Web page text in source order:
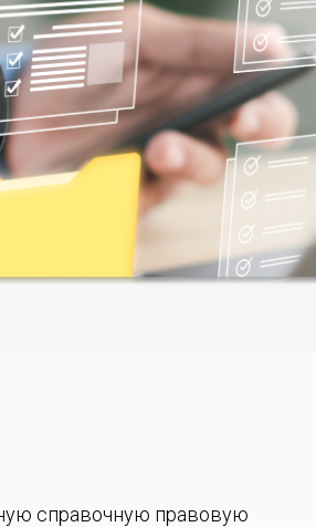
справочную правовую